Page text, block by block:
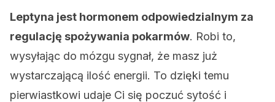
Leptyna jest hormonem odpowiedzialnym za
regulację spożywania pokarmów. Robi to,
wysyłając do mózgu sygnał, że masz już
wystarczającą ilość energii. To dzięki temu
pierwiastkowi udaje Ci się poczuć sytość i